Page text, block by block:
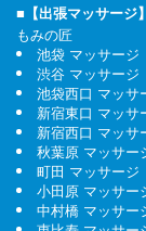
■【出張マッサージ
もみの匠
池袋 マッサージ
渋谷 マッサージ
池袋西口 マッサ
新宿東口 マッサ
新宿西口 マッサ
秋葉原 マッサー
町田 マッサージ
小田原 マッサー
中村橋 マッサー